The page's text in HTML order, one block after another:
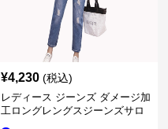
¥4,230 (税込)
レディース ジーンズ ダメージ加
工ロングレングスジーンズサロ